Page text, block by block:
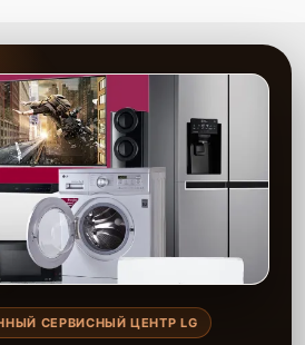
СЕРВИСНЫЙ ЦЕНТР LG